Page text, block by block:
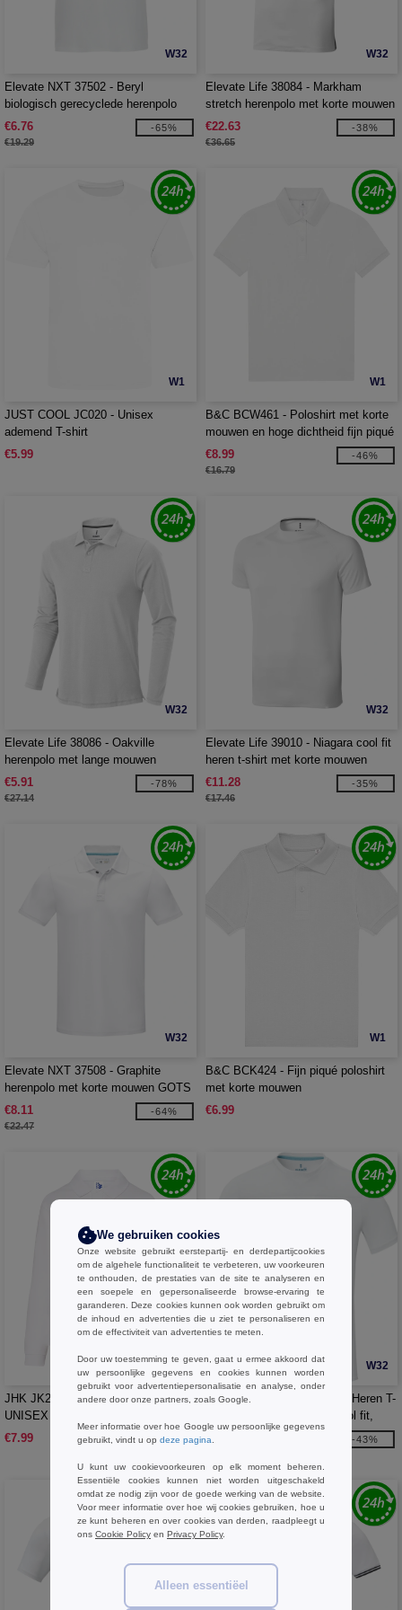
W32
Elevate NXT 37502 - Beryl
biologisch gerecyclede herenpolo
met korte mouwen
€6.76
€19.29
-65%
W32
Elevate Life 38084 - Markham
stretch herenpolo met korte mouwen
€22.63
€36.65
-38%
W1
JUST COOL JC020 - Unisex
ademend T-shirt
€5.99
W1
B&C BCW461 - Poloshirt met korte
mouwen en hoge dichtheid fijn piqué
€8.99
€16.79
-46%
W32
Elevate Life 38086 - Oakville
herenpolo met lange mouwen
€5.91
€27.14
-78%
W32
Elevate Life 39010 - Niagara cool fit
heren t-shirt met korte mouwen
€11.28
€17.46
-35%
W32
Elevate NXT 37508 - Graphite
herenpolo met korte mouwen GOTS
biologisch textiel
€8.11
€22.47
-64%
W1
B&C BCK424 - Fijn piqué poloshirt
met korte mouwen
€6.99
W1
JHK JK215K - KINDERPOLO LS
UNISEX
€7.99
W32
Elevate NXT 37522 - Borax Heren T-
shirt met korte mouwen, cool fit,
GRS gerecycled
€15.52 -43%
We gebruiken cookies
Onze website gebruikt eerstepartij- en derdepartijcookies
om de algehele functionaliteit te verbeteren, uw voorkeuren
te onthouden, de prestaties van de site te analyseren en
een soepele en gepersonaliseerde browse-ervaring te
garanderen. Deze cookies kunnen ook worden gebruikt om
de inhoud en advertenties die u ziet te personaliseren en
om de effectiviteit van advertenties te meten.
Door uw toestemming te geven, gaat u ermee akkoord dat
uw persoonlijke gegevens en cookies kunnen worden
gebruikt voor advertentiepersonalisatie en analyse, onder
andere door onze partners, zoals Google.
Meer informatie over hoe Google uw persoonlijke gegevens
gebruikt, vindt u op deze pagina
U kunt uw cookievoorkeuren op elk moment beheren.
Essentiële cookies kunnen niet worden uitgeschakeld
omdat ze nodig zijn voor de goede werking van de website.
Voor meer informatie over hoe wij cookies gebruiken, hoe u
ze kunt beheren en over cookies van derden, raadpleegt u
ons Cookie Policy en Privacy Policy.
Alleen essentiëel